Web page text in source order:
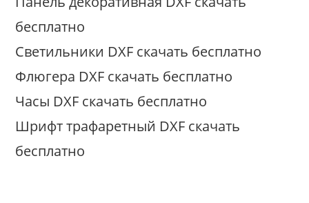
бесплатно
Светильники DXF скачать бесплатно
Флюгера DXF скачать бесплатно
Часы DXF скачать бесплатно
Шрифт трафаретный DXF скачать
бесплатно